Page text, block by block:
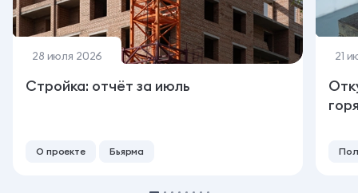
28 июля 2026
Стройка: отчёт за июль
О проекте Бьярма
21